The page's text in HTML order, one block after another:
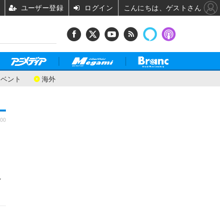
ント 海外
ユーザー登録 ログイン こんにちは、ゲストさん